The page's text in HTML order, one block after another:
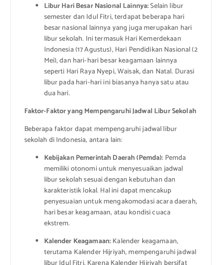
Libur Hari Besar Nasional Lainnya:Selain libur
semester dan Idul Fitri, terdapat beberapa hari
besar nasional lainnya yang juga merupakan hari
libur sekolah. Ini termasuk Hari Kemerdekaan
Indonesia (17 Agustus), Hari Pendidikan Nasional (2
Mei), dan hari-hari besar keagamaan lainnya
seperti Hari Raya Nyepi, Waisak, dan Natal. Durasi
libur pada hari-hari ini biasanya hanya satu atau
dua hari.
Faktor-Faktor yang Mempengaruhi Jadwal Libur Sekolah
Beberapa faktor dapat mempengaruhi jadwal libur
sekolah di Indonesia, antara lain:
Kebijakan Pemerintah Daerah (Pemda): Pemda
memiliki otonomi untuk menyesuaikan jadwal
libur sekolah sesuai dengan kebutuhan dan
karakteristik lokal. Hal ini dapat mencakup
penyesuaian untuk mengakomodasi acara daerah,
hari besar keagamaan, atau kondisi cuaca
ekstrem.
Kalender Keagamaan:Kalender keagamaan,
terutama Kalender Hijriyah, mempengaruhi jadwal